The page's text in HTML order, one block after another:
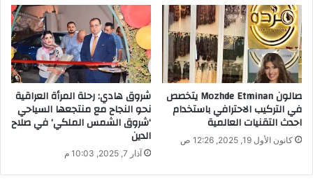
صالون Mozhde Etminan يتخصص
في التركيب الاحترافي باستخدام
احدث التقنيات العالمية
كانون الأول 19, 2025, 12:26 ص
شروق هادي: رحلة المرأة العراقية
نحو النجاح مع منتجعها السياحي
‘شروق الشمس الملكي’ في صلاح
الدين
آذار 7, 2025, 10:03 م